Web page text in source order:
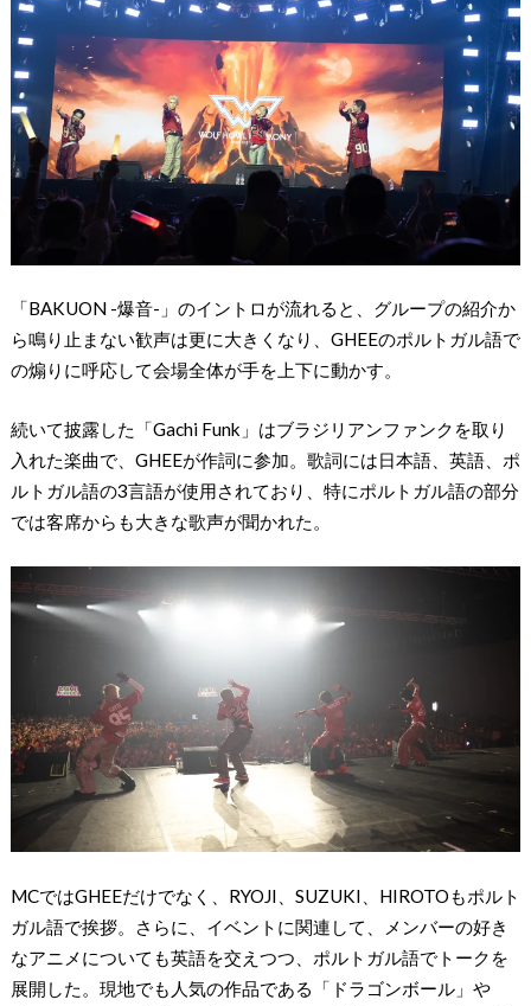
「BAKUON -爆音-」のイントロが流れると、グループの紹介か
ら鳴り止まない歓声は更に大きくなり、GHEEのポルトガル語で
の煽りに呼応して会場全体が手を上下に動かす。
続いて披露した「Gachi Funk」はブラジリアンファンクを取り
入れた楽曲で、GHEEが作詞に参加。歌詞には日本語、英語、ポ
ルトガル語の3言語が使用されており、特にポルトガル語の部分
では客席からも大きな歌声が聞かれた。
MCではGHEEだけでなく、RYOJI、SUZUKI、HIROTOもポルト
ガル語で挨拶。さらに、イベントに関連して、メンバーの好き
なアニメについても英語を交えつつ、ポルトガル語でトークを
展開した。現地でも人気の作品である「ドラゴンボール」や